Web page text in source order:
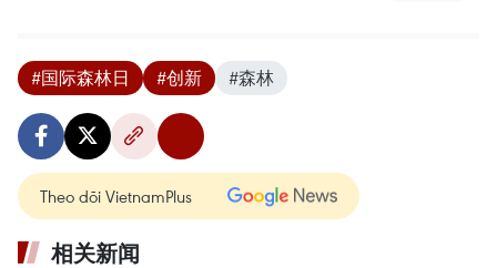
#国际森林日 #创新 #森林
Theo dõi VietnamPlus
相关新闻